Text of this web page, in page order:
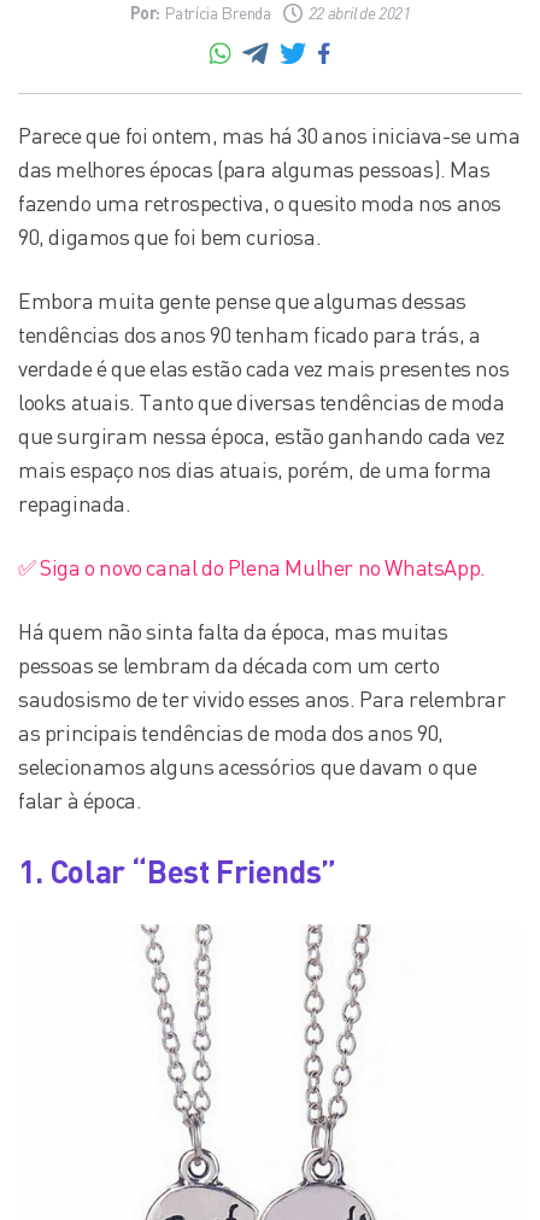
Por: Patrícia Brenda 22 abril de 2021
Parece que foi ontem, mas há 30 anos iniciava-se uma
das melhores épocas (para algumas pessoas). Mas
fazendo uma retrospectiva, o quesito moda nos anos
90, digamos que foi bem curiosa.
Embora muita gente pense que algumas dessas
tendências dos anos 90 tenham ficado para trás, a
verdade é que elas estão cada vez mais presentes nos
looks atuais. Tanto que diversas tendências de moda
que surgiram nessa época, estão ganhando cada vez
mais espaço nos dias atuais, porém, de uma forma
repaginada.
✅ Siga o novo canal do Plena Mulher no WhatsApp.
Há quem não sinta falta da época, mas muitas
pessoas se lembram da década com um certo
saudosismo de ter vivido esses anos. Para relembrar
as principais tendências de moda dos anos 90,
selecionamos alguns acessórios que davam o que
falar à época.
1. Colar “Best Friends”